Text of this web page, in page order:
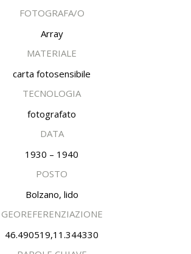
FOTOGRAFA/O
Array
MATERIALE
carta fotosensibile
TECNOLOGIA
fotografato
DATA
1930 – 1940
POSTO
Bolzano, lido
GEOREFERENZIAZIONE
46.490519,11.344330